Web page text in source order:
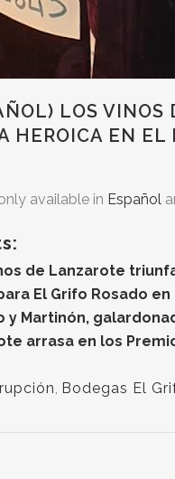
LOS
HEROICA EN
available in Español
de Lanzarote
El Grifo Rosado en
y Martinón,
arrasa en los
, Bodegas El